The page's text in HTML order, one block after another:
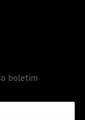
boletim